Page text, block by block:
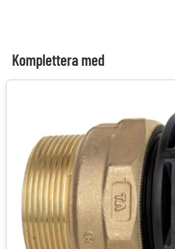
Komplettera med